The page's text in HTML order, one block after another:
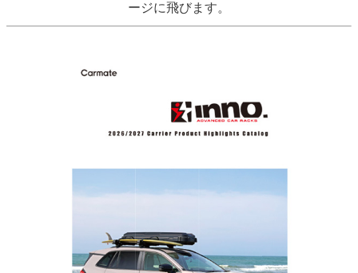
ージに飛びます。